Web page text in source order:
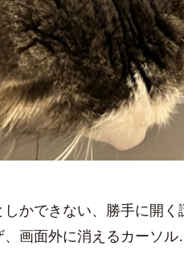
かできない、勝手に開
、画面外に消えるカーソ